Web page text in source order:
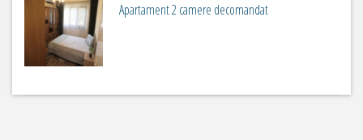
Apartament 2 camere decomandat